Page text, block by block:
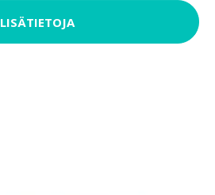
LISÄTIETOJA